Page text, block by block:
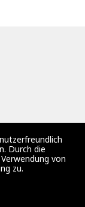
ecodesign.de
Durch die
von
zu.